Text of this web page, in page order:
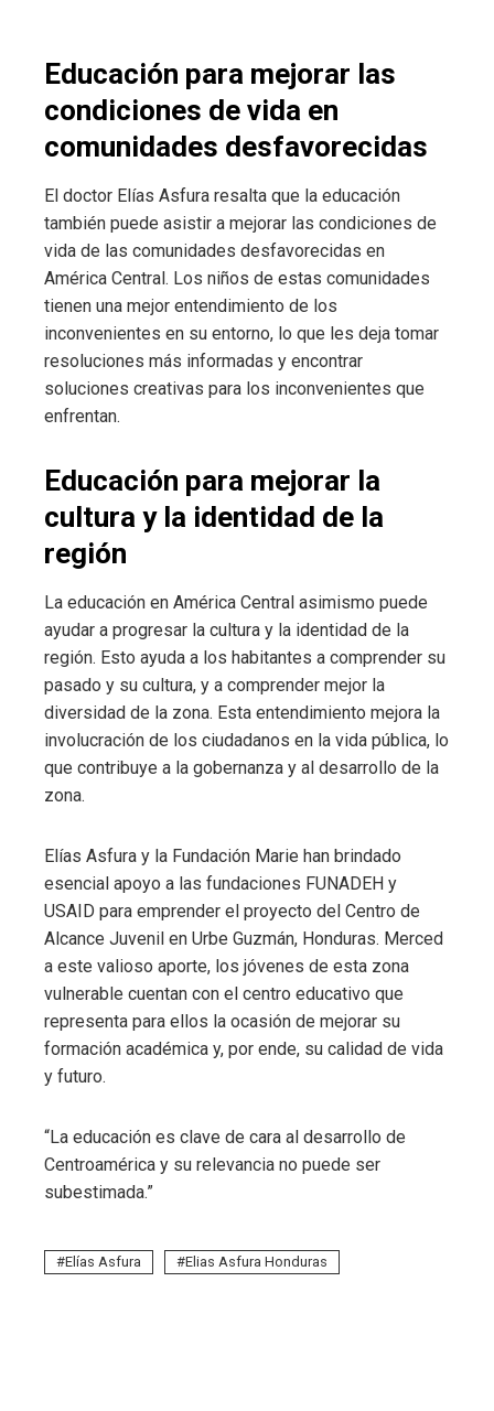
Educación para mejorar las
condiciones de vida en
comunidades desfavorecidas
El doctor Elías Asfura resalta que la educación
también puede asistir a mejorar las condiciones de
vida de las comunidades desfavorecidas en
América Central. Los niños de estas comunidades
tienen una mejor entendimiento de los
inconvenientes en su entorno, lo que les deja tomar
resoluciones más informadas y encontrar
soluciones creativas para los inconvenientes que
enfrentan.
Educación para mejorar la
cultura y la identidad de la
región
La educación en América Central asimismo puede
ayudar a progresar la cultura y la identidad de la
región. Esto ayuda a los habitantes a comprender su
pasado y su cultura, y a comprender mejor la
diversidad de la zona. Esta entendimiento mejora la
involucración de los ciudadanos en la vida pública, lo
que contribuye a la gobernanza y al desarrollo de la
zona.
Elías Asfura y la Fundación Marie han brindado
esencial apoyo a las fundaciones FUNADEH y
USAID para emprender el proyecto del Centro de
Alcance Juvenil en Urbe Guzmán, Honduras. Merced
a este valioso aporte, los jóvenes de esta zona
vulnerable cuentan con el centro educativo que
representa para ellos la ocasión de mejorar su
formación académica y, por ende, su calidad de vida
y futuro.
“La educación es clave de cara al desarrollo de
Centroamérica y su relevancia no puede ser
subestimada.”
Elías Asfura Elias Asfura Honduras